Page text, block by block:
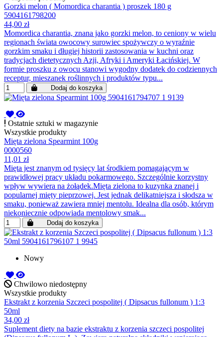
Gorzki melon ( Momordica charantia ) proszek 180 g
5904161798200
44,00 zł
Momordica charantia, znana jako gorzki melon, to ceniony w wielu
regionach świata owocowy surowiec spożywczy o wyraźnie
gorzkim smaku i długiej historii zastosowania w kuchni oraz
tradycjach dietetycznych Azji, Afryki i Ameryki Łacińskiej. W
formie proszku z owocu stanowi wygodny dodatek do codziennych
receptur, mieszanek roślinnych i produktów typu...
Dodaj do koszyka
Ostatnie sztuki w magazynie
Wszystkie produkty
Mięta zielona Spearmint 100g
0000560
11,01 zł
Mięta jest znanym od tysięcy lat środkiem pomagającym w
prawidłowej pracy układu pokarmowego. Szczególnie korzystny
wpływ wywiera na żołądek.Mięta zielona to kuzynka znanej i
popularnej mięty pieprzowej. Jest jednak delikatniejsza i słodsza w
smaku, ponieważ zawiera mniej mentolu. Idealna dla osób, którym
niekoniecznie odpowiada mentolowy smak...
Dodaj do koszyka
Nowy
Chwilowo niedostępny
Wszystkie produkty
Ekstrakt z korzenia Szczeci pospolitej ( Dipsacus fullonum ) 1:3
50ml
34,00 zł
Suplement diety na bazie ekstraktu z korzenia szczeci pospolitej